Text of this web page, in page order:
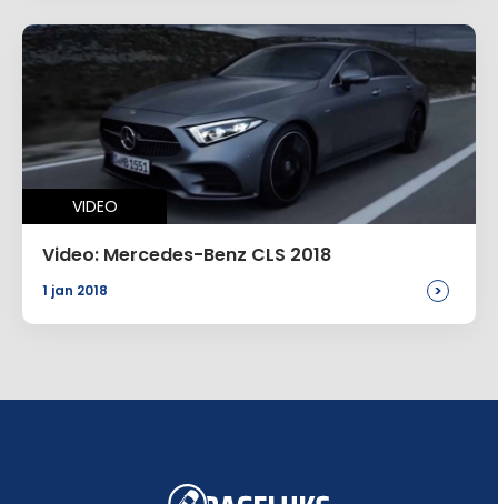
VIDEO
Video: Mercedes-Benz CLS 2018
1 jan 2018 >